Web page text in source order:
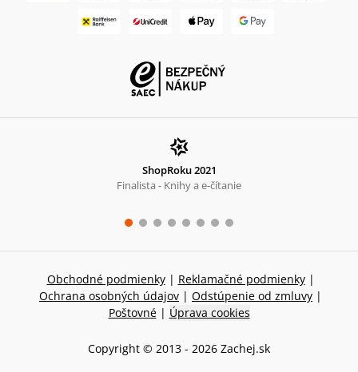
ShopRoku 2021
Finalista - Knihy a e-čítanie
Obchodné podmienky | Reklamačné podmienky |
Ochrana osobných údajov | Odstúpenie od zmluvy |
Poštovné | Úprava cookies
Copyright © 2013 - 2026 Zachej.sk